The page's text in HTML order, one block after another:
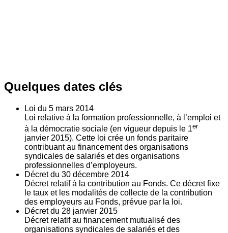
Quelques dates clés
Loi du 5 mars 2014
Loi relative à la formation professionnelle, à l’emploi et
à la démocratie sociale (en vigueur depuis le 1er
janvier 2015). Cette loi crée un fonds paritaire
contribuant au financement des organisations
syndicales de salariés et des organisations
professionnelles d’employeurs.
Décret du 30 décembre 2014
Décret relatif à la contribution au Fonds. Ce décret fixe
le taux et les modalités de collecte de la contribution
des employeurs au Fonds, prévue par la loi.
Décret du 28 janvier 2015
Décret relatif au financement mutualisé des
organisations syndicales de salariés et des